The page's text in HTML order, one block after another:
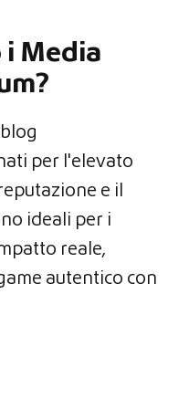
i Media
per l'elevato
e il
ideali per i
reale,
autentico con